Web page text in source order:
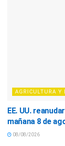
AGRICULTURA Y
EE. UU.
mañana 8 de
08/08/2026